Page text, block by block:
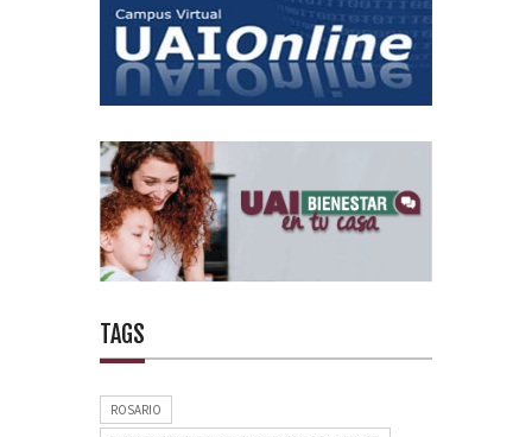
TAGS
ROSARIO